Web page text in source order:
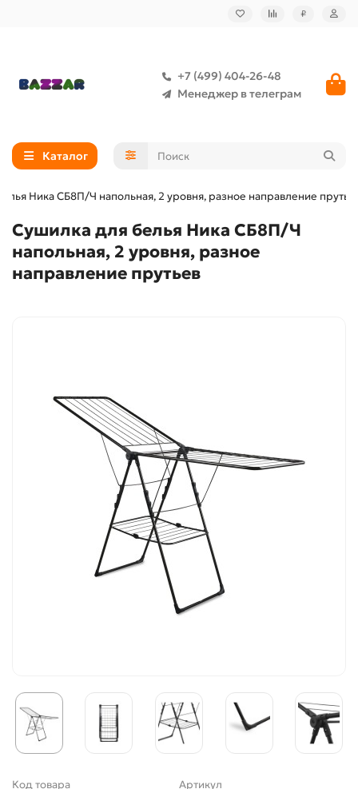
₽
+7 (499) 404-26-48
Менеджер в телеграм
Каталог
Ника СБ8П/Ч напольная, 2 уровня, разное направление
Сушилка для белья Ника СБ8П/Ч
напольная, 2 уровня, разное
направление прутьев
Код товара Артикул